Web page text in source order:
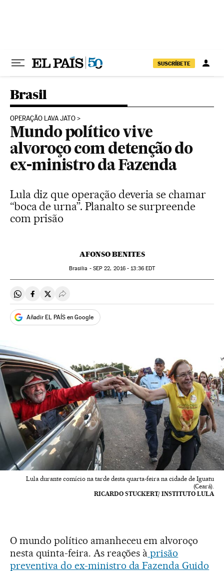
SUSCRÍBETE
Brasil
OPERAÇÃO LAVA JATO
Mundo político vive
alvoroço com detenção do
ex-ministro da Fazenda
Lula diz que operação deveria se chamar
“boca de urna”. Planalto se surpreende
com prisão
AFONSO BENITES
Brasilia - SEP 22, 2016 - 13:36EDT
Compartir en Whatsapp
Compartir en Facebook
Compartir en Twitter
Desplegar Redes Sociales
Añadir EL PAÍS en Google
Lula durante comício na tarde desta quarta-feira na cidade de Iguatu
(Ceará).
RICARDO STUCKERT/ INSTITUTO LULA
O mundo político amanheceu em alvoroço
nesta quinta-feira. As reações à prisão
preventiva do ex-ministro da Fazenda Guido